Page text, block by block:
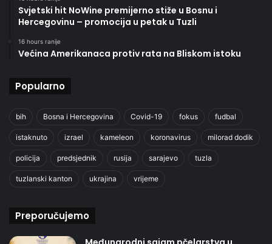
Svjetski hit NoWine premijerno stiže u Bosnu i
Hercegovinu – promocija u petak u Tuzli
16 hours ranije
Većina Amerikanaca protiv rata na Bliskom istoku
Popularno
bih Bosna i Hercegovina Covid-19 fokus fudbal
istaknuto izrael kameleon koronavirus milorad dodik
policija predsjednik rusija sarajevo tuzla
tuzlanski kanton ukrajina vrijeme
Preporučujemo